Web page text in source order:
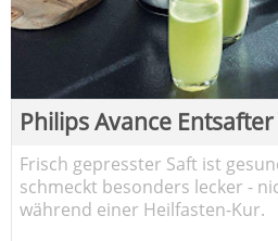
Philips Avance Entsafter
Frisch gepresster Saft ist
schmeckt besonders lecker -
während einer Heilfasten-Kur.